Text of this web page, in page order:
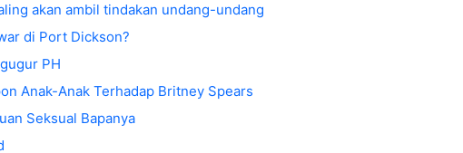
akan ambil tindakan undang-undang
di Port Dickson?
PH
Anak-Anak Terhadap Britney Spears
Seksual Bapanya